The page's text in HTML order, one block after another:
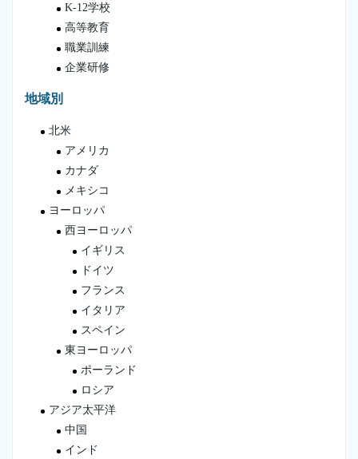
K-12学校
高等教育
職業訓練
企業研修
地域別
北米
アメリカ
カナダ
メキシコ
ヨーロッパ
西ヨーロッパ
イギリス
ドイツ
フランス
イタリア
スペイン
東ヨーロッパ
ポーランド
ロシア
アジア太平洋
中国
インド